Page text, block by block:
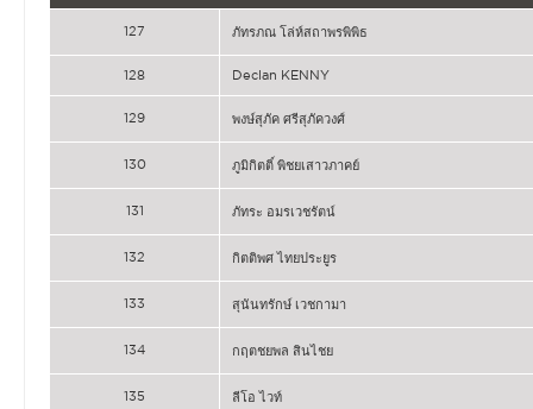
127 ภัทรภณ โล่ห์สถาพรพิพิธ
128 Declan KENNY
129 พงษ์สุภัค ศรีสุภัควงศ์
130 ภูมิกิตติ์ พิชยเสาวภาคย์
131 ภัทระ อมรเวชรัตน์
132 กิตติพศ ไทยประยูร
133 สุนันทรักษ์ เวชกามา
134 กฤตชยพล สินไชย
135 ลีโอ ไวท์